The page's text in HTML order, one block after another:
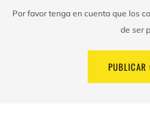
Por favor tenga en cuenta que los
de ser